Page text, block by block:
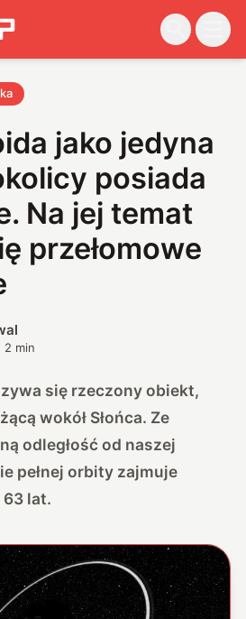
jako jedyna
posiada
Na jej temat
przełomowe
2 min
się rzeczony obiekt,
wokół Słońca. Ze
odległość od naszej
pełnej orbity zajmuje
63 lat.